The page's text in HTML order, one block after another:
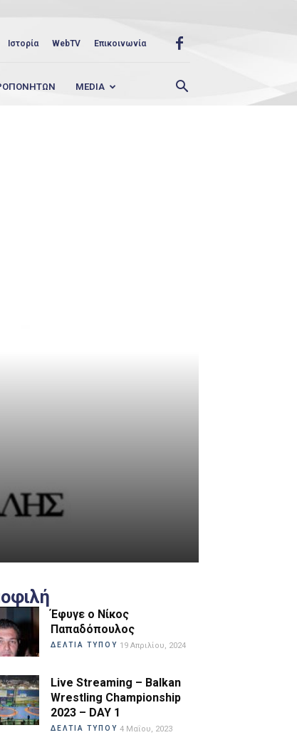
Ιστορία WebTV Επικοινωνία
MEDIA
Έφυγε ο Νίκος
Παπαδόπουλος
ΔΕΛΤΙΑ ΤΥΠΟΥ 19 Απριλίου, 2024
Live Streaming – Balkan
Wrestling Championship
2023 – DAY 1
ΔΕΛΤΙΑ ΤΥΠΟΥ 4 Μαΐου, 2023